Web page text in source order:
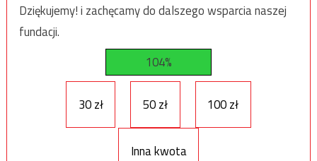
Dziękujemy! i zachęcamy do dalszego wsparcia naszej
fundacji.
104%
30 zł 50 zł 100 zł
Inna kwota